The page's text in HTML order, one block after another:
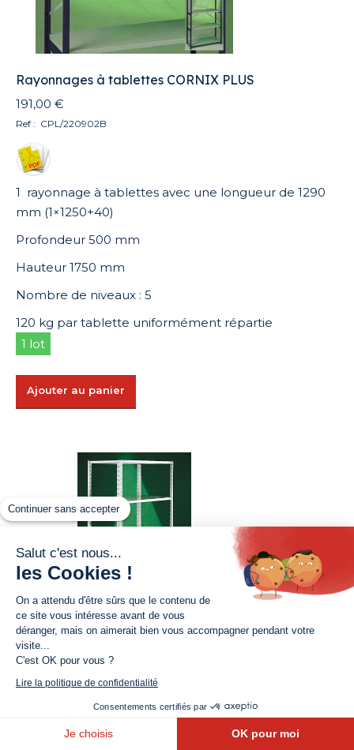
Rayonnages à tablettes CORNIX PLUS
191,00 €
Ref : CPL/220902B
1 rayonnage à tablettes avec une longueur de 1290
mm (1×1250+40)
Profondeur 500 mm
Hauteur 1750 mm
Nombre de niveaux : 5
120 kg par tablette uniformément répartie
1 lot
Ajouter au panier
Rayonnages à tablettes CORNIX JUNIOR
Continuer sans accepter
Salut c'est nous...
les Cookies !
On a attendu d'être sûrs que le contenu de
ce site vous intéresse avant de vous
déranger, mais on aimerait bien vous accompagner pendant votre
visite...
C'est OK pour vous ?
Lire la politique de confidentialité
Consentements certifiés par
Je choisis OK pour moi